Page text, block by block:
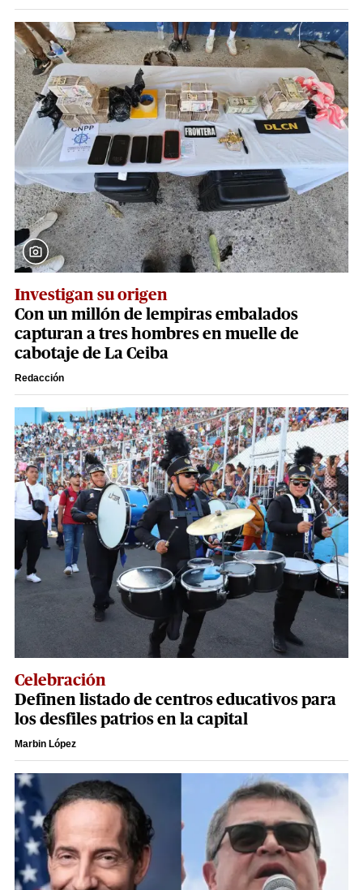
Investigan su origen
Con un millón de lempiras embalados
capturan a tres hombres en muelle de
cabotaje de La Ceiba
Redacción
Celebración
Definen listado de centros educativos para
los desfiles patrios en la capital
Marbin López